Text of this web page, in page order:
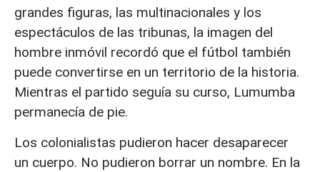
grandes figuras, las multinacionales y los
espectáculos de las tribunas, la imagen del
hombre inmóvil recordó que el fútbol también
puede convertirse en un territorio de la historia.
Mientras el partido seguía su curso, Lumumba
permanecía de pie.
Los colonialistas pudieron hacer desaparecer
un cuerpo. No pudieron borrar un nombre. En la